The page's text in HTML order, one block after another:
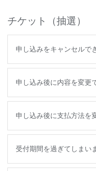
チケット（抽選）
申し込みをキャンセルで
申し込み後に内容を変更
申し込み後に支払方法を
受付期間を過ぎてしまい